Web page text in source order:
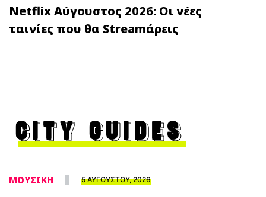
Netflix Αύγουστος 2026: Οι νέες
ταινίες που θα Streamάρεις
CITY GUIDES
ΜΟΥΣΙΚΗ 5 ΑΥΓΟΥΣΤΟΥ, 2026